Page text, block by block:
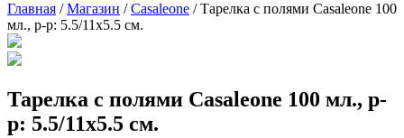
Главная /Магазин /Casaleone /Тарелка с полями Casaleone 100
мл., р-р: 5.5/11х5.5 см.
Тарелка с полями Casaleone 100 мл., р-
р: 5.5/11х5.5 см.